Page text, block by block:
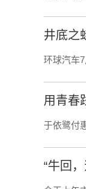
井底之
环球汽车
用青春
于依鹭付
“牛回